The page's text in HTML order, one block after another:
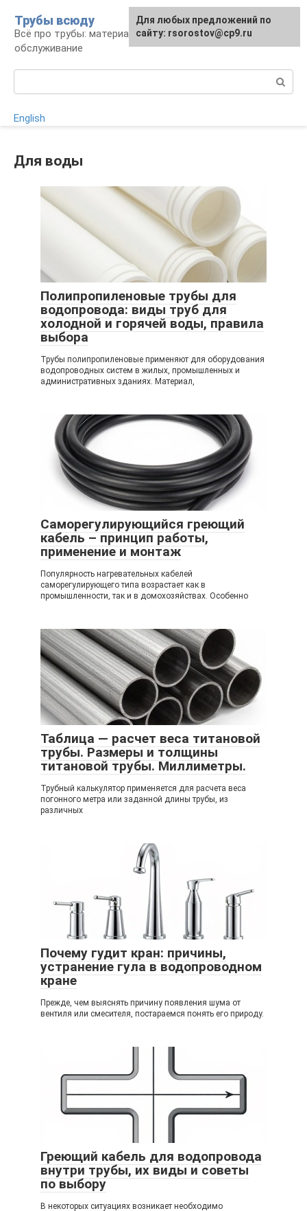
контенту
Трубы всюду
Всё про трубы: материалы, монтаж и
обслуживание
English
Для воды
Полипропиленовые трубы для
водопровода: виды труб для
холодной и горячей воды, правила
выбора
Трубы полипропиленовые применяют для оборудования
водопроводных систем в жилых, промышленных и
административных зданиях. Материал,
Саморегулирующийся греющий
кабель – принцип работы,
применение и монтаж
Популярность нагревательных кабелей
саморегулирующего типа возрастает как в
промышленности, так и в домохозяйствах. Особенно
Таблица — расчет веса титановой
трубы. Размеры и толщины
титановой трубы. Миллиметры.
Трубный калькулятор применяется для расчета веса
погонного метра или заданной длины трубы, из
различных
Почему гудит кран: причины,
устранение гула в водопроводном
кране
Прежде, чем выяснять причину появления шума от
вентиля или смесителя, постараемся понять его природу.
Греющий кабель для водопровода
внутри трубы, их виды и советы
по выбору
В некоторых ситуациях возникает необходимо
Для любых предложений по
сайту: rsorostov@cp9.ru